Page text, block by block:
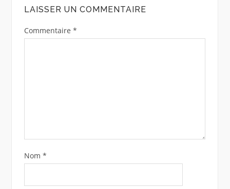
LAISSER UN COMMENTAIRE
Commentaire *
Nom *